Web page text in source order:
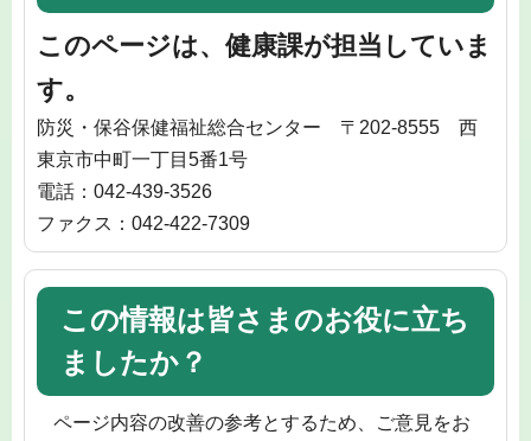
このページは、健康課が担当していま
す。
防災・保谷保健福祉総合センター 〒202-8555 西
東京市中町一丁目5番1号
電話：042-439-3526
ファクス：042-422-7309
この情報は皆さまのお役に立ち
ましたか？
ページ内容の改善の参考とするため、ご意見をお